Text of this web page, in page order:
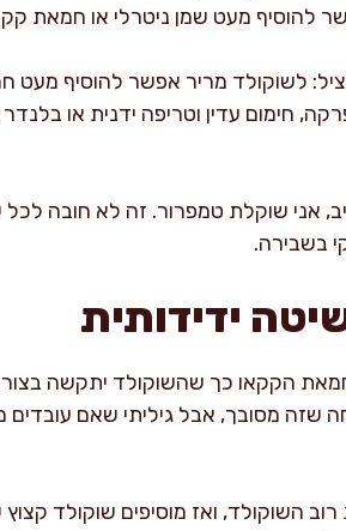
להוסיף מעט שמן ניטרלי או חמאת
לשוקולד מריר אפשר להוסיף מעט
חימום עדין וטריפה ידנית או
אני שוקלת טמפרור. זה לא חובה
בשבירה.
ידידותית
הקקאו כך שהשוקולד יתקשה
שזה מסובך, אבל גיליתי שאם עובדים
השוקולד, ואז מוסיפים שוקולד